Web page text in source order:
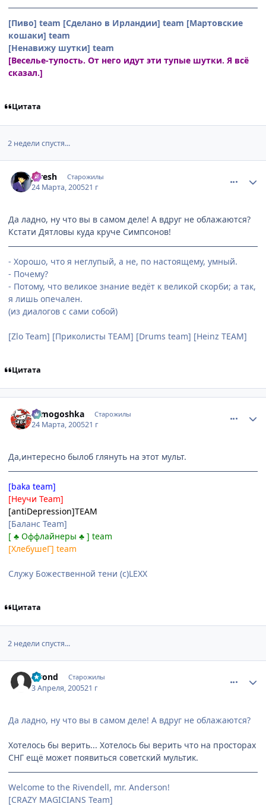
[Пиво] team [Сделано в Ирландии] team [Мартовские
кошаки] team
[Ненавижу шутки] team
[Веселье-тупость. От него идут эти тупые шутки. Я всё
сказал.]
Цитата
2 недели спустя...
JFresh Старожилы
24 Марта, 200521 г
Да ладно, ну что вы в самом деле! А вдруг не облажаются?
Кстати Дятловы куда круче Симпсонов!
- Хорошо, что я неглупый, а не, по настоящему, умный.
- Почему?
- Потому, что великое знание ведёт к великой скорби; а так,
я лишь опечален.
(из диалогов с сами собой)
[Zlo Team] [Приколисты TEAM] [Drums team] [Heinz TEAM]
Цитата
tomogoshka Старожилы
24 Марта, 200521 г
Да,интересно былоб глянуть на этот мульт.
[baka team]
[Неучи Team]
[antiDepression]TEAM
[Баланс Team]
[ ♣ Оффлайнеры ♣ ] team
[ХлебушеГ] team
Служу Божественной тени (с)LEXX
Цитата
2 недели спустя...
Elrond Старожилы
3 Апреля, 200521 г
Да ладно, ну что вы в самом деле! А вдруг не облажаются?
Хотелось бы верить... Хотелось бы верить что на просторах
СНГ ещё может появиться советский мультик.
Welcome to the Rivendell, mr. Anderson!
[CRAZY MAGICIANS Team]